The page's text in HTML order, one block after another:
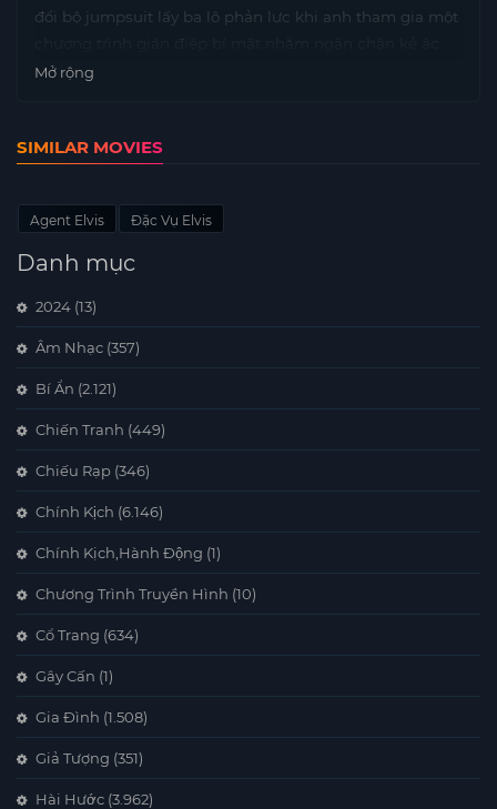
đổi bộ jumpsuit lấy ba lô phản lực khi anh tham gia một
phá hủy thế giới.
Mở rộng
SIMILAR MOVIES
Agent Elvis Đặc Vụ Elvis
Danh mục
2024 (13)
Âm Nhạc (357)
Bí Ẩn (2.121)
Chiến Tranh (449)
Chiếu Rạp (346)
Chính Kịch (6.146)
Chính Kịch,Hành Động (1)
Chương Trình Truyền Hình (10)
Cổ Trang (634)
Gây Cấn (1)
Gia Đình (1.508)
Giả Tượng (351)
Hài Hước (3.962)